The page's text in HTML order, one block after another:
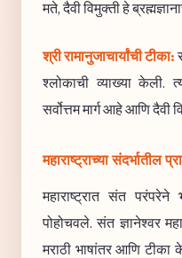
मते, दैवी विमुक्ती हे
श्री रामानुजाचार्यांची टीका:
श्लोकाची व्याख्या केली.
सर्वोत्तम मार्ग आहे आणि दैवी
महाराष्ट्राच्या संदर्भातील
महाराष्ट्रात संत परंपरेने
पोहोचवले. संत ज्ञानेश्वर
मराठी भाषांतर आणि टीका